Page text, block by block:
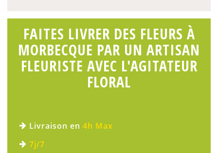
FAITES LIVRER DES FLEURS À
MORBECQUE PAR UN ARTISAN
FLEURISTE AVEC L'AGITATEUR
FLORAL
Livraison en 4h Max
7j/7